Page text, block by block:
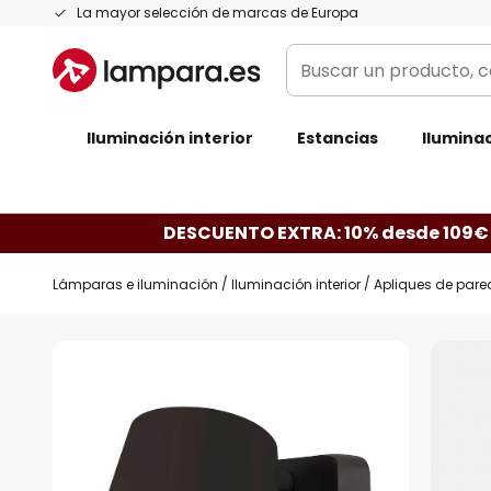
La mayor selección de marcas de Europa
Ir
contenido
Buscar
un
categoría,
Iluminación interior Estancias
DESCUENTO EXTRA: 10% desde
Lámparas e iluminación Iluminación interior Apliques de